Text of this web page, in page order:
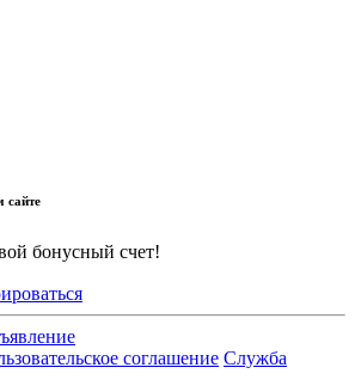
сайте
бонусный счет!
соглашение Служба